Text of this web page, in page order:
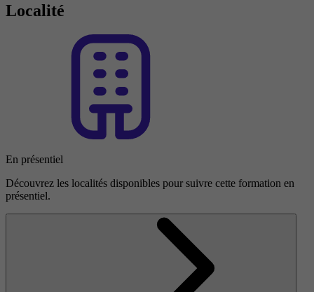
Localité
En présentiel
Découvrez les localités disponibles pour suivre cette formation en
présentiel.